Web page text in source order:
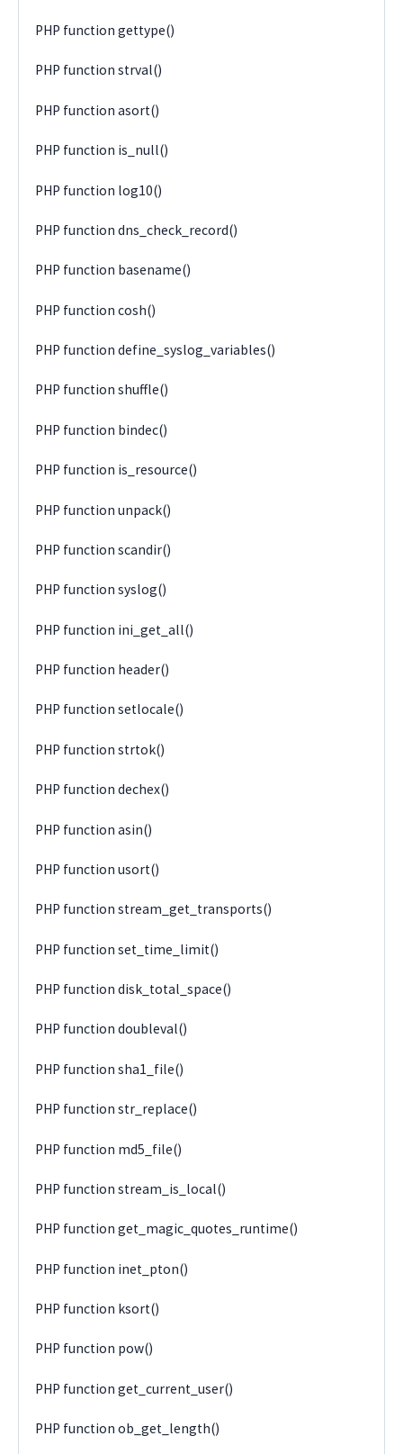
PHP function gettype()
PHP function strval()
PHP function asort()
PHP function is_null()
PHP function log10()
PHP function dns_check_record()
PHP function basename()
PHP function cosh()
PHP function define_syslog_variables()
PHP function shuffle()
PHP function bindec()
PHP function is_resource()
PHP function unpack()
PHP function scandir()
PHP function syslog()
PHP function ini_get_all()
PHP function header()
PHP function setlocale()
PHP function strtok()
PHP function dechex()
PHP function asin()
PHP function usort()
PHP function stream_get_transports()
PHP function set_time_limit()
PHP function disk_total_space()
PHP function doubleval()
PHP function sha1_file()
PHP function str_replace()
PHP function md5_file()
PHP function stream_is_local()
PHP function get_magic_quotes_runtime()
PHP function inet_pton()
PHP function ksort()
PHP function pow()
PHP function get_current_user()
PHP function ob_get_length()